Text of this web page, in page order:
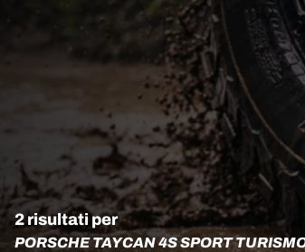
2 risultati per
PORSCHE TAYCAN 4S SPORT